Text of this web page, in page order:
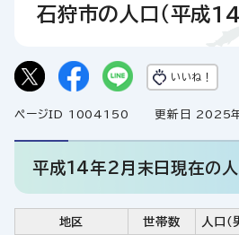
石狩市の人口（平成
いいね！
ページID 1004150 更新日 2025
平成14年2月末日現在の人
地区 世帯数 人口（